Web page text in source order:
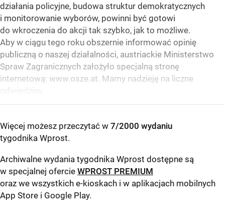
działania policyjne, budowa struktur demokratycznych
i monitorowanie wyborów, powinni być gotowi
do wkroczenia do akcji tak szybko, jak to możliwe.
Aby w ciągu tego roku obszernie informować opinię
publiczną o naszej działalności, austriackie Ministerstwo
Spraw Zagranicznych założyło specjalną stronę
internetową: www.osze.at. Mamy nadzieję na liczne
Więcej możesz przeczytać w 7/2000 wydaniu
tygodnika Wprost.
Archiwalne wydania tygodnika Wprost dostępne są
w specjalnej ofercie WPROST PREMIUM
oraz we wszystkich e-kioskach i w aplikacjach mobilnych
App Store i Google Play.